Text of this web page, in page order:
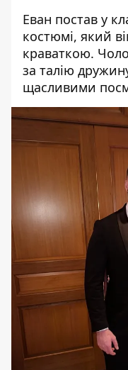
Еван постав у
костюмі, який
краваткою.
за талію
щасливими